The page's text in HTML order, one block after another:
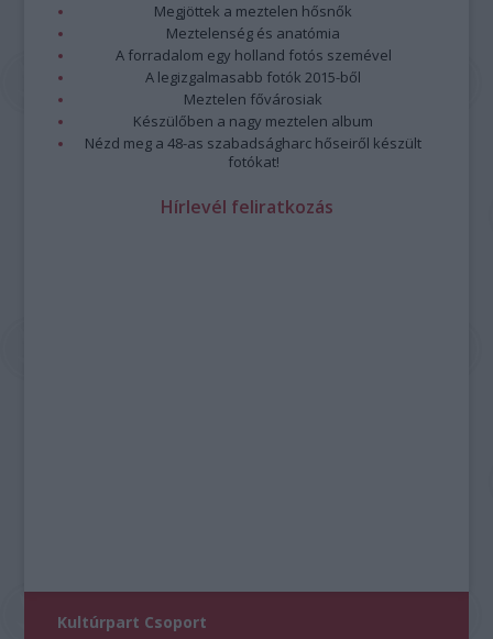
Megjöttek a meztelen hősnők
Meztelenség és anatómia
A forradalom egy holland fotós szemével
A legizgalmasabb fotók 2015-ből
Meztelen fővárosiak
Készülőben a nagy meztelen album
Nézd meg a 48-as szabadságharc hőseiről készült
fotókat!
Hírlevél feliratkozás
Kultúrpart Csoport